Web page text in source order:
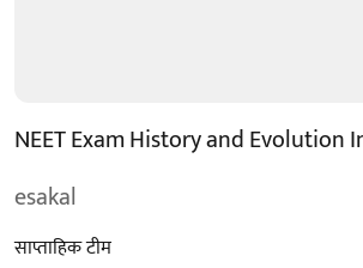
NEET Exam History and Evolution
esakal
साप्ताहिक टीम